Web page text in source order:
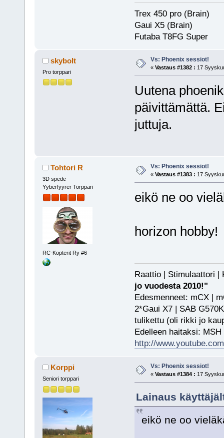
Trex 450 pro (Brain)
Gaui X5 (Brain)
Futaba T8FG Super
skybolt
Pro torppari
Vs: Phoenix sessiot!
« Vastaus #1382 : 17
Uutena
päivittämättä.
juttuja.
Tohtori R
3D spede
Yyberfyyrer Torppari
RC-Kopterit Ry #6
Vs: Phoenix sessiot!
« Vastaus #1383 : 17
eikö ne oo
horizon hobby!
Raattio |
jo vuodesta 2010!"
Edesmenneet: mCX |
2*Gaui X7 | SAB
tulikettu (oli rikki jo
Edelleen haitaksi:
http://
Korppi
Seniori torppari
Vs: Phoenix sessiot!
« Vastaus #1384 : 17
Lainaus
eikö ne oo